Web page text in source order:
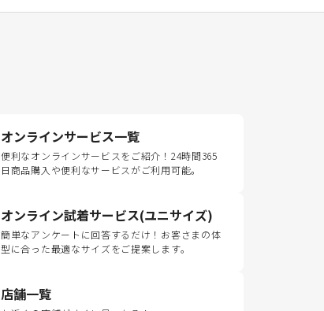
オンラインサービス一覧
便利なオンラインサービスをご紹介！24時間365
日商品購入や便利なサービスがご利用可能。
オンライン試着サービス(ユニサイズ)
簡単なアンケートに回答するだけ！お客さまの体
型に合った最適なサイズをご提案します。
店舗一覧